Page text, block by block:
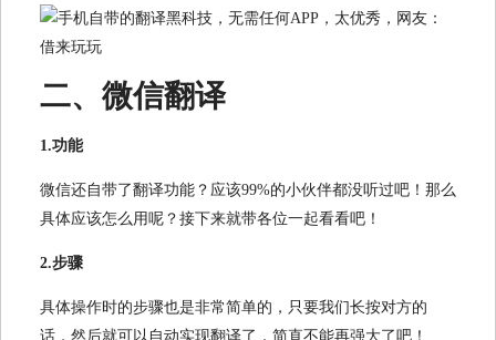
二、微信翻译
1.功能
微信还自带了翻译功能？应该99%的小伙伴都没听过吧！那么
具体应该怎么用呢？接下来就带各位一起看看吧！
2.步骤
具体操作时的步骤也是非常简单的，只要我们长按对方的
话，然后就可以自动实现翻译了，简直不能再强大了吧！